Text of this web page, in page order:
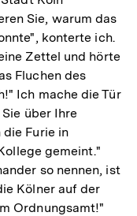
Sie, warum das
konterte ich.
Zettel und hörte
Fluchen des
Ich mache die Tür
über Ihre
Furie in
gemeint."
so nennen, ist
Kölner auf der
Ordnungsamt!"